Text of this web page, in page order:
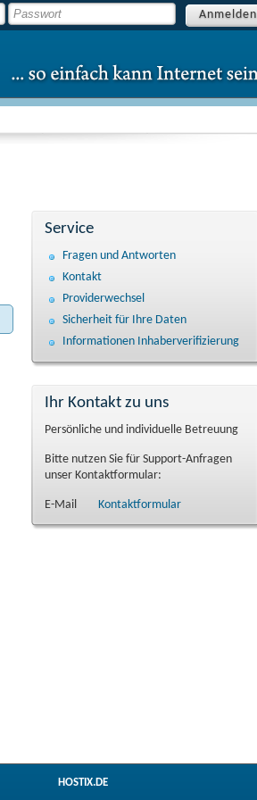
Anmelden
Service
Fragen und Antworten
Kontakt
Providerwechsel
Sicherheit für Ihre Daten
Informationen Inhaberverifizierung
Ihr Kontakt zu uns
Persönliche und individuelle Betreuung
Bitte nutzen Sie für Support-Anfragen
unser Kontaktformular:
E-Mail Kontaktformular
HOSTIX.DE